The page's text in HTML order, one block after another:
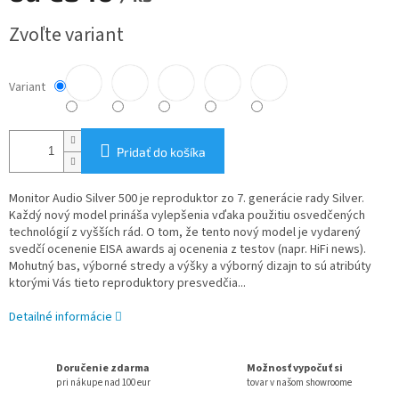
cena:
Zvoľte variant
Variant
Pridať do košíka
Monitor Audio Silver 500 je reproduktor zo 7. generácie rady Silver.
Každý nový model prináša vylepšenia vďaka použitiu osvedčených
technológií z vyšších rád. O tom, že tento nový model je vydarený
svedčí ocenenie EISA awards aj ocenenia z testov (napr. HiFi news).
Mohutný bas, výborné stredy a výšky a výborný dizajn to sú atribúty
ktorými Vás tieto reproduktory presvedčia...
Detailné informácie
Doručenie zdarma
pri nákupe nad 100 eur
Možnosť vypočuť si
tovar v našom showroome